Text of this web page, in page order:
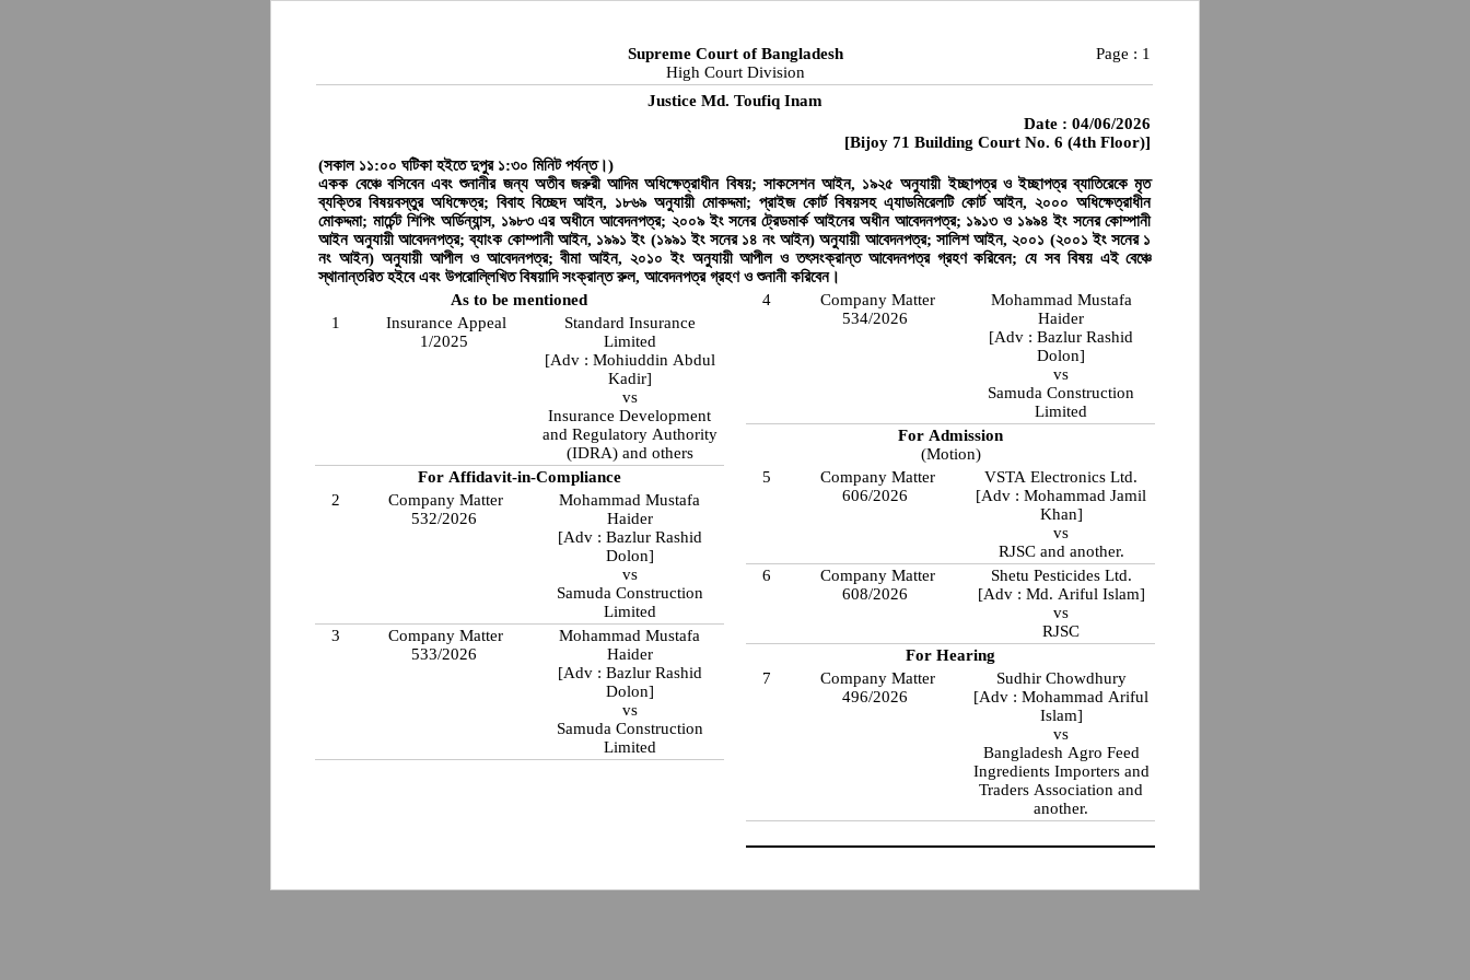
Supreme Court of Bangladesh
High Court Division
Page : 1
Justice Md. Toufiq Inam
Date : 04/06/2026
[Bijoy 71 Building Court No. 6 (4th Floor)]
(সকাল ১১:০০ ঘটিকা হইতে দুপুর ১:৩০ মিনিট পর্যন্ত।)
একক বেঞ্চে বসিবেন এবং শুনানীর জন্য অতীব জরুরী আদিম অধিক্ষেত্রাধীন বিষয়; সাকসেশন আইন, ১৯২৫ অনুযায়ী ইচ্ছাপত্র ও ইচ্ছাপত্র ব্যাতিরেকে মৃত
ব্যক্তির বিষয়বস্তুর অধিক্ষেত্র; বিবাহ বিচ্ছেদ আইন, ১৮৬৯ অনুযায়ী মোকদ্দমা; প্রাইজ কোর্ট বিষয়সহ এ্যাডমিরেলটি কোর্ট আইন, ২০০০ অধিক্ষেত্রাধীন
মোকদ্দমা; মার্চেন্ট শিপিং অর্ডিন্যান্স, ১৯৮৩ এর অধীনে আবেদনপত্র; ২০০৯ ইং সনের ট্রেডমার্ক আইনের অধীন আবেদনপত্র; ১৯১৩ ও ১৯৯৪ ইং সনের কোম্পানী
আইন অনুযায়ী আবেদনপত্র; ব্যাংক কোম্পানী আইন, ১৯৯১ ইং (১৯৯১ ইং সনের ১৪ নং আইন) অনুযায়ী আবেদনপত্র; সালিশ আইন, ২০০১ (২০০১ ইং সনের ১
নং আইন) অনুযায়ী আপীল ও আবেদনপত্র; বীমা আইন, ২০১০ ইং অনুযায়ী আপীল ও তৎসংক্রান্ত আবেদনপত্র গ্রহণ করিবেন; যে সব বিষয় এই বেঞ্চে
স্থানান্তরিত হইবে এবং উপরোল্লিখিত বিষয়াদি সংক্রান্ত রুল, আবেদনপত্র গ্রহণ ও শুনানী করিবেন।
As to be mentioned
1
Insurance Appeal
1/2025
Standard Insurance
Limited
[Adv : Mohiuddin Abdul
Kadir]
vs
Insurance Development
and Regulatory Authority
(IDRA) and others
For Affidavit-in-Compliance
2
Company Matter
532/2026
Mohammad Mustafa
Haider
[Adv : Bazlur Rashid
Dolon]
vs
Samuda Construction
Limited
3
Company Matter
533/2026
Mohammad Mustafa
Haider
[Adv : Bazlur Rashid
Dolon]
vs
Samuda Construction
Limited
4
Company Matter
534/2026
Mohammad Mustafa
Haider
[Adv : Bazlur Rashid
Dolon]
vs
Samuda Construction
Limited
For Admission
(Motion)
5
Company Matter
606/2026
VSTA Electronics Ltd.
[Adv : Mohammad Jamil
Khan]
vs
RJSC and another.
6
Company Matter
608/2026
Shetu Pesticides Ltd.
[Adv : Md. Ariful Islam]
vs
RJSC
For Hearing
7
Company Matter
496/2026
Sudhir Chowdhury
[Adv : Mohammad Ariful
Islam]
vs
Bangladesh Agro Feed
Ingredients Importers and
Traders Association and
another.